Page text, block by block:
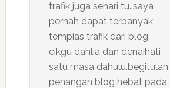
trafik juga sehari tu..saya
pernah dapat terbanyak
tempias trafik dari blog
cikgu dahlia dan denaihati
satu masa dahulu.begitulah
penangan blog hebat pada